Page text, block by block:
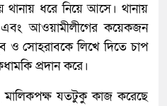
থানায় ধরে নিয়ে আসে। থানায়
আওয়ামীলীগের কয়েকজন
ও সোহরাবকে লিখে দিতে চাপ
প্রদান করে।
মালিকপক্ষ যতটুকু কাজ করেছে